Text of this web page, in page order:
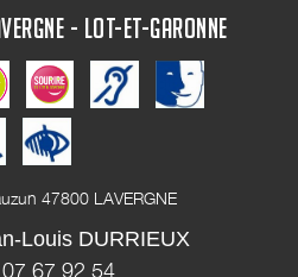
- LOT-ET-GARONNE
47800 LAVERGNE
Louis DURRIEUX
67 92 54